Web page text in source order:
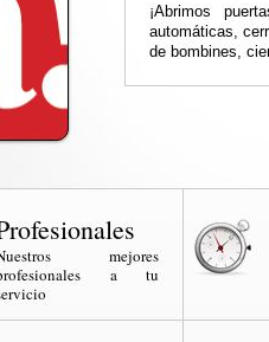
¡Abrimos
automáticas,
de bombines,
mejores
a tu